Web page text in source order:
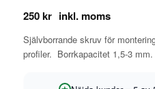
250kr
Självborrande skruv för
profiler. Borrkapacitet 1,5-3 mm.